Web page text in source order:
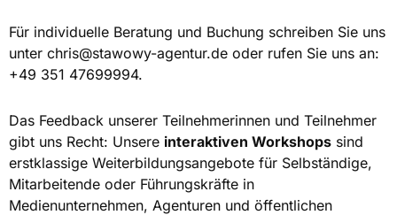
Für individuelle Beratung und Buchung schreiben Sie uns
unter chris@stawowy-agentur.de oder rufen Sie uns an:
+49 351 47699994.
Das Feedback unserer Teilnehmerinnen und Teilnehmer
gibt uns Recht: Unsere interaktiven Workshops sind
erstklassige Weiterbildungsangebote für Selbständige,
Mitarbeitende oder Führungskräfte in
Medienunternehmen, Agenturen und öffentlichen